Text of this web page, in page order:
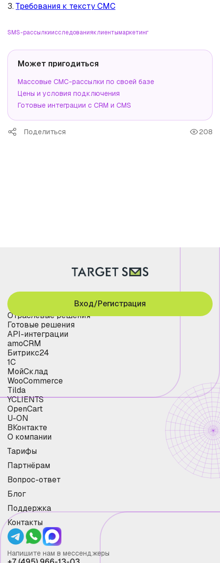
3.Требования к тексту СМС
SMS-рассылкиисследованияклиентымаркетинг
Может пригодиться
Массовые СМС-рассылки по своей базе
Цены и условия подключения
Готовые интеграции с CRM и CMS
Поделиться 208
Отраслевые решения
Готовые решения
API-интеграции
amoCRM
Битрикс24
1С
МойСклад
WooCommerce
Tilda
YCLIENTS
OpenCart
U-ON
ВКонтакте
О компании
Тарифы
Партнёрам
Вопрос-ответ
Блог
Поддержка
Контакты
Вход/Регистрация
Напишите нам в мессенджеры